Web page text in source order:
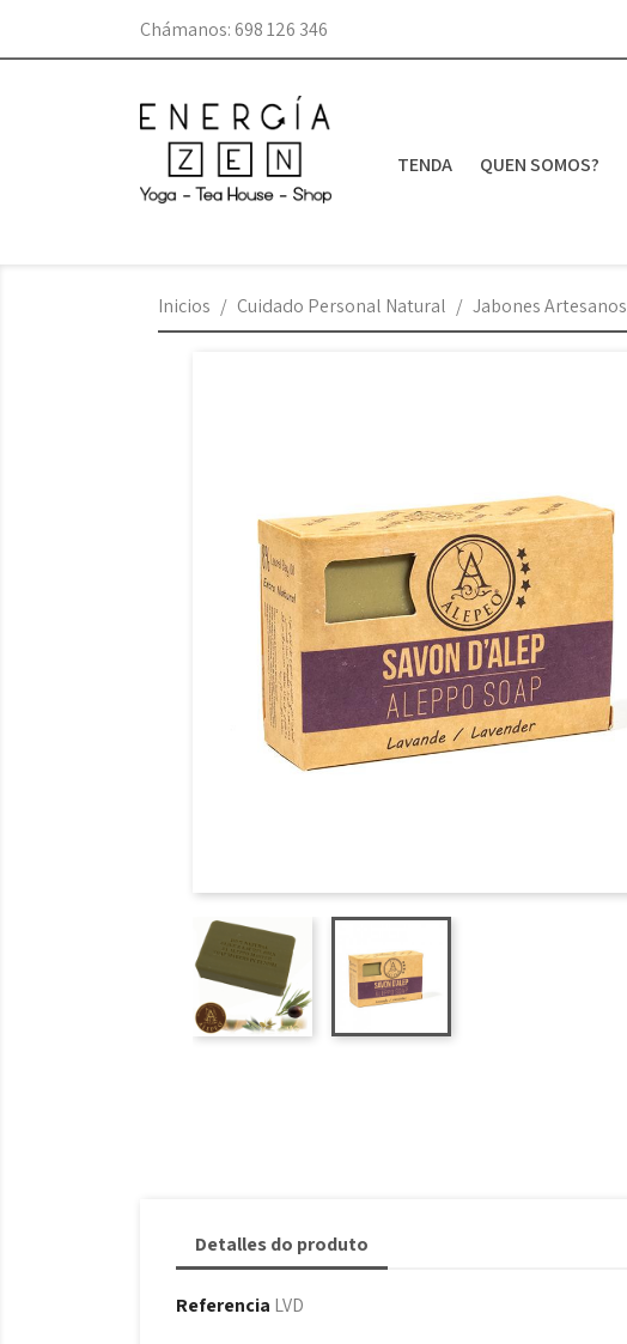
Chámanos: 698 126 346
TENDA QUEN SOMOS?
Inicios Cuidado Personal Natural Jabones Artesanos
Detalles do produto
Referencia LVD